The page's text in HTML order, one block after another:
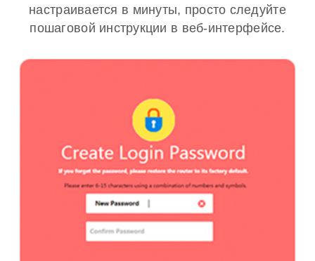
настраивается в минуты, просто следуйте
пошаговой инструкции в веб-интерфейсе.